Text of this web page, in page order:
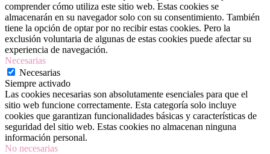
comprender cómo utiliza este sitio web. Estas cookies se
almacenarán en su navegador solo con su consentimiento. También
tiene la opción de optar por no recibir estas cookies. Pero la
exclusión voluntaria de algunas de estas cookies puede afectar su
experiencia de navegación.
Necesarias
Necesarias
Siempre activado
Las cookies necesarias son absolutamente esenciales para que el
sitio web funcione correctamente. Esta categoría solo incluye
cookies que garantizan funcionalidades básicas y características de
seguridad del sitio web. Estas cookies no almacenan ninguna
información personal.
No necesarias